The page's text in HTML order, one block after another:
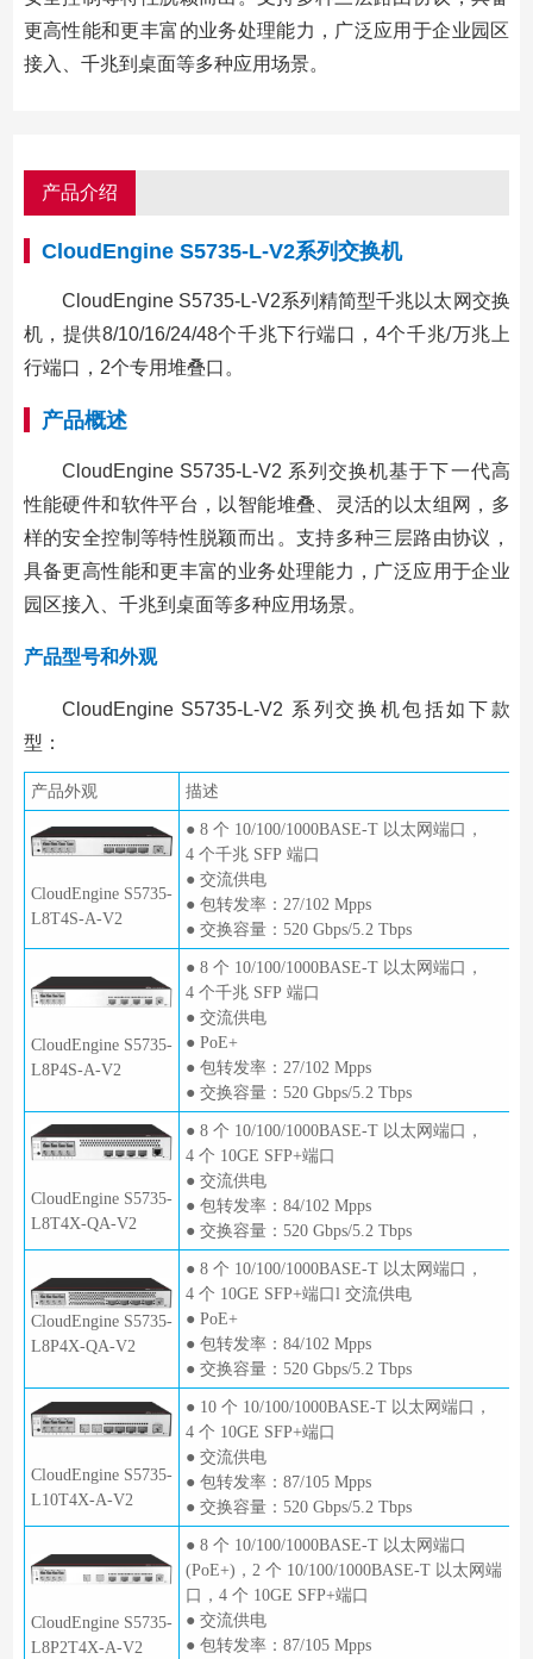
更高性能和更丰富的业务处理能力，广泛应用于企业园区
接入、千兆到桌面等多种应用场景。
产品介绍
CloudEngine S5735-L-V2系列交换机
CloudEngine S5735-L-V2系列精简型千兆以太网交换
机，提供8/10/16/24/48个千兆下行端口，4个千兆/万兆上
行端口，2个专用堆叠口。
产品概述
CloudEngine S5735-L-V2 系列交换机基于下一代高
性能硬件和软件平台，以智能堆叠、灵活的以太组网，多
样的安全控制等特性脱颖而出。支持多种三层路由协议，
具备更高性能和更丰富的业务处理能力，广泛应用于企业
园区接入、千兆到桌面等多种应用场景。
产品型号和外观
CloudEngine S5735-L-V2 系列交换机包括如下款
型：
产品外观 描述
CloudEngine S5735-
L8T4S-A-V2
● 8 个 10/100/1000BASE-T 以太网端口，
4 个千兆 SFP 端口
● 交流供电
● 包转发率：27/102 Mpps
● 交换容量：520 Gbps/5.2 Tbps
CloudEngine S5735-
L8P4S-A-V2
● 8 个 10/100/1000BASE-T 以太网端口，
4 个千兆 SFP 端口
● 交流供电
● PoE+
● 包转发率：27/102 Mpps
● 交换容量：520 Gbps/5.2 Tbps
CloudEngine S5735-
L8T4X-QA-V2
● 8 个 10/100/1000BASE-T 以太网端口，
4 个 10GE SFP+端口
● 交流供电
● 包转发率：84/102 Mpps
● 交换容量：520 Gbps/5.2 Tbps
CloudEngine S5735-
L8P4X-QA-V2
● 8 个 10/100/1000BASE-T 以太网端口，
4 个 10GE SFP+端口l 交流供电
● PoE+
● 包转发率：84/102 Mpps
● 交换容量：520 Gbps/5.2 Tbps
CloudEngine S5735-
L10T4X-A-V2
● 10 个 10/100/1000BASE-T 以太网端口，
4 个 10GE SFP+端口
● 交流供电
● 包转发率：87/105 Mpps
● 交换容量：520 Gbps/5.2 Tbps
CloudEngine S5735-
L8P2T4X-A-V2
● 8 个 10/100/1000BASE-T 以太网端口
(PoE+)，2 个 10/100/1000BASE-T 以太网端
口，4 个 10GE SFP+端口
● 交流供电
● 包转发率：87/105 Mpps